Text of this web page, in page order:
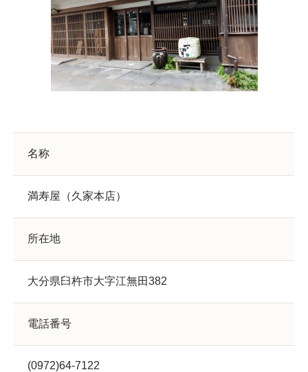
名称
満寿屋（久家本店）
所在地
大分県臼杵市大字江無田382
電話番号
(0972)64-7122